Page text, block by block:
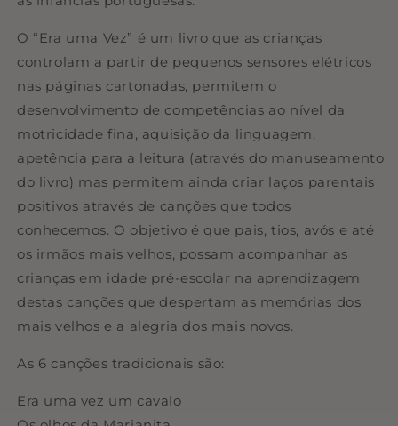
O “Era uma Vez” é um livro que as crianças
controlam a partir de pequenos sensores elétricos
nas páginas cartonadas, permitem o
desenvolvimento de competências ao nível da
motricidade fina, aquisição da linguagem,
apetência para a leitura (através do manuseamento
do livro) mas permitem ainda criar laços parentais
positivos através de canções que todos
conhecemos. O objetivo é que pais, tios, avós e até
os irmãos mais velhos, possam acompanhar as
crianças em idade pré-escolar na aprendizagem
destas canções que despertam as memórias dos
mais velhos e a alegria dos mais novos.
As 6 canções tradicionais são:
Era uma vez um cavalo